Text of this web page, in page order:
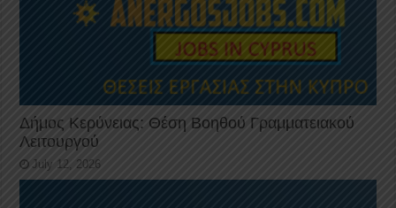
Δήμος Κερύνειας: Θέση Βοηθού Γραμματειακού
Λειτουργού
July 12, 2026